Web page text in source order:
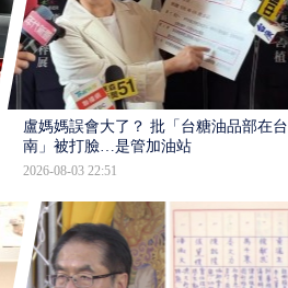
盧媽媽誤會大了？ 批「台糖油品部在台
南」被打臉…是管加油站
2026-08-03 22:51